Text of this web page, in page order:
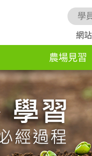
學
網
農場見習